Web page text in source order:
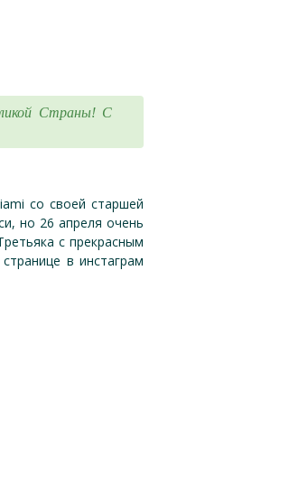
Страны! С
со своей старшей
но 26 апреля очень
с прекрасным
в инстаграм